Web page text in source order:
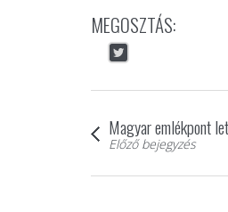
MEGOSZTÁS:
Magyar emlékpont
Előző bejegyzés